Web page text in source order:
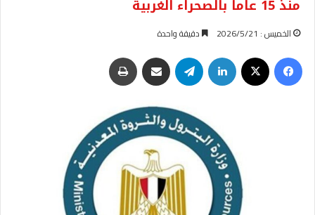
منذ 15 عاماً بالصحراء الغربية
الخميس : 2026/5/21 دقيقة واحدة
فيسبوك لينكدإن تيلقرام مشاركة عبر البريد